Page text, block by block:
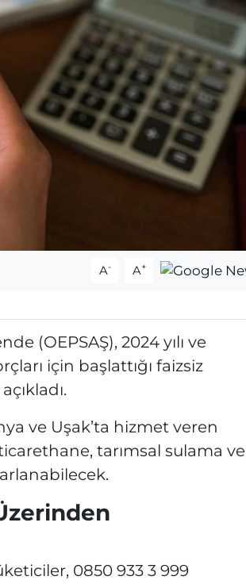
A- A+
(OEPSAŞ), 2024 yılı ve
için başlattığı faizsiz
ve Uşak’ta hizmet veren
tarımsal sulama ve
0850 933 3 999